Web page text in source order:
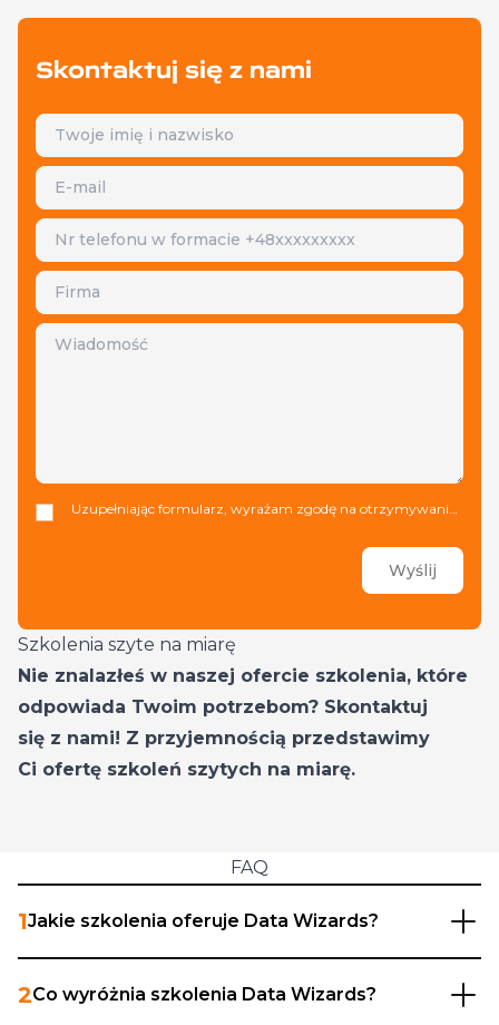
Skontaktuj się z nami
Uzupełniając formularz, wyrażam zgodę na otrzymywanie
Data Wizards Sp. z o.o. z siedzibą w Warszawie, ul. Poloneza
93 (Administrator danych). Mogę cofnąć zgodę w każdym
czasie. Dane będą przetwarzane do czasu cofnięcia zgody.
Prywatności. Mam prawo dostępu do danych, sprostowania,
usunięcia lub ograniczenia przetwarzania, prawo
sprzeciwu, prawo wniesienia skargi do organu nadzorczego
lub przeniesienia danych.
Szkolenia szyte na miarę
Nie znalazłeś w naszej ofercie szkolenia, które
odpowiada Twoim potrzebom? Skontaktuj
się z nami! Z przyjemnością przedstawimy
Ci ofertę szkoleń szytych na miarę.
FAQ
1Jakie szkolenia oferuje Data Wizards?
od podstaw (np. „Podstawy Qlika”) przez
2Co wyróżnia szkolenia Data Wizards?